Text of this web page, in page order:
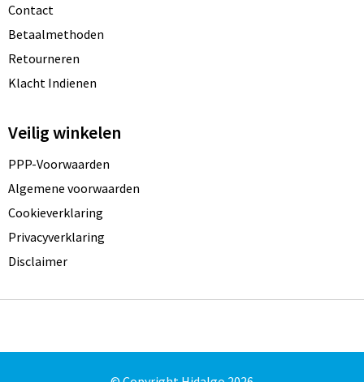
Contact
Betaalmethoden
Retourneren
Klacht Indienen
Veilig winkelen
PPP-Voorwaarden
Algemene voorwaarden
Cookieverklaring
Privacyverklaring
Disclaimer